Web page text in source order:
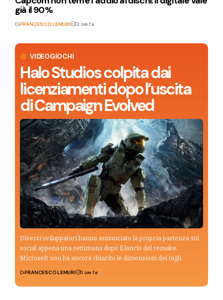
VIDEOGIOCHI
Halo Studios colpita dai
licenziamenti dopo l’uscita
di Campaign Evolved
Diversi sviluppatori hanno annunciato la propria partenza sui
social appena una settimana dopo il lancio del remake.
Microsoft non ha ancora chiarito le dimensioni dei tagli.
DiFRANCESCO LEMURI 11 ore fa
già il 90%
DiFRANCESCO LEMURI 12 ore fa